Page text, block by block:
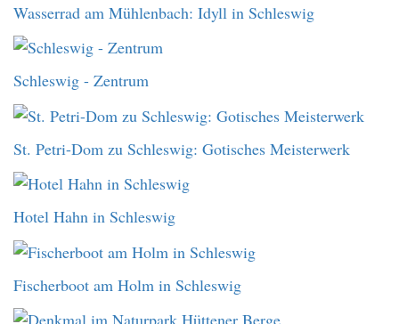
Wasserrad am Mühlenbach: Idyll in Schleswig
Schleswig - Zentrum
St. Petri-Dom zu Schleswig: Gotisches Meisterwerk
Hotel Hahn in Schleswig
Fischerboot am Holm in Schleswig